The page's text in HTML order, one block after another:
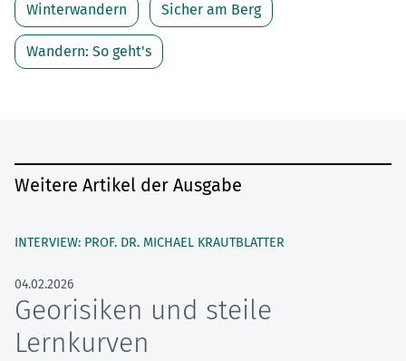
Winterwandern Sicher am Berg
Wandern: So geht's
Weitere Artikel der Ausgabe
INTERVIEW: PROF. DR. MICHAEL KRAUTBLATTER
04.02.2026
Georisiken und steile
Lernkurven